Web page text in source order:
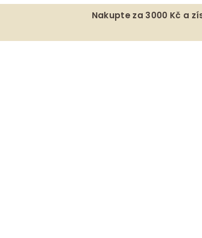
Nakupte za 3000 Kč a